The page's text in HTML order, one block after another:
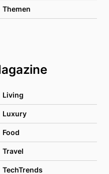
Themen
Living
Luxury
Food
Travel
TechTrends